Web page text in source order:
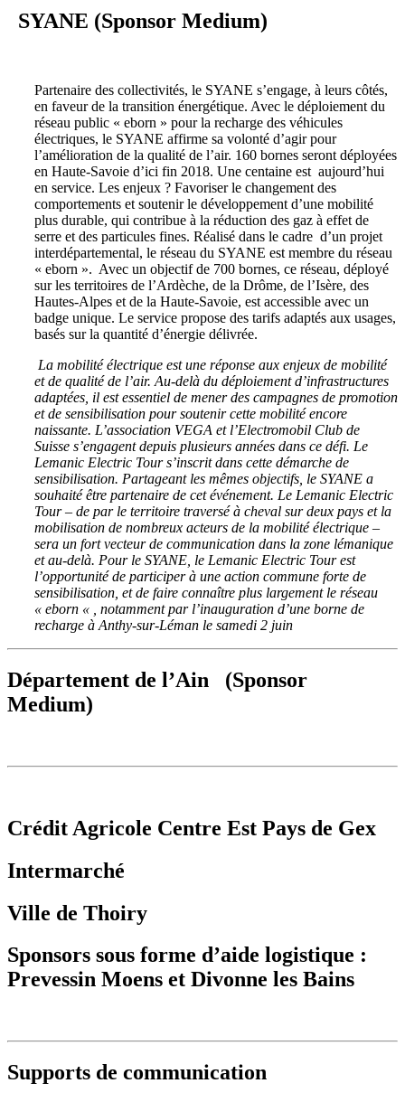
SYANE (Sponsor Medium)
Partenaire des collectivités, le SYANE s’engage, à leurs côtés,
en faveur de la transition énergétique. Avec le déploiement du
réseau public « eborn » pour la recharge des véhicules
électriques, le SYANE affirme sa volonté d’agir pour
l’amélioration de la qualité de l’air. 160 bornes seront déployées
en Haute-Savoie d’ici fin 2018. Une centaine est aujourd’hui
en service. Les enjeux ? Favoriser le changement des
comportements et soutenir le développement d’une mobilité
plus durable, qui contribue à la réduction des gaz à effet de
serre et des particules fines. Réalisé dans le cadre d’un projet
interdépartemental, le réseau du SYANE est membre du réseau
« eborn ». Avec un objectif de 700 bornes, ce réseau, déployé
sur les territoires de l’Ardèche, de la Drôme, de l’Isère, des
Hautes-Alpes et de la Haute-Savoie, est accessible avec un
badge unique. Le service propose des tarifs adaptés aux usages,
basés sur la quantité d’énergie délivrée.
La mobilité électrique est une réponse aux enjeux de mobilité
et de qualité de l’air. Au-delà du déploiement d’infrastructures
adaptées, il est essentiel de mener des campagnes de promotion
et de sensibilisation pour soutenir cette mobilité encore
naissante. L’association VEGA et l’Electromobil Club de
Suisse s’engagent depuis plusieurs années dans ce défi. Le
Lemanic Electric Tour s’inscrit dans cette démarche de
sensibilisation. Partageant les mêmes objectifs, le SYANE a
souhaité être partenaire de cet événement. Le Lemanic Electric
Tour – de par le territoire traversé à cheval sur deux pays et la
mobilisation de nombreux acteurs de la mobilité électrique –
sera un fort vecteur de communication dans la zone lémanique
et au-delà. Pour le SYANE, le Lemanic Electric Tour est
l’opportunité de participer à une action commune forte de
sensibilisation, et de faire connaître plus largement le réseau
« eborn « , notamment par l’inauguration d’une borne de
recharge à Anthy-sur-Léman le samedi 2 juin
Département de l’Ain (Sponsor
Medium)
Crédit Agricole Centre Est Pays de Gex
Intermarché
Ville de Thoiry
Sponsors sous forme d’aide logistique :
Prevessin Moens et Divonne les Bains
Supports de communication